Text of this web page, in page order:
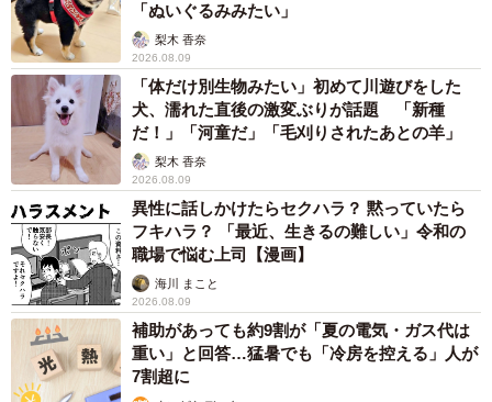
「ぬいぐるみみたい」
梨木 香奈
2026.08.09
「体だけ別生物みたい」初めて川遊びをした
犬、濡れた直後の激変ぶりが話題 「新種
だ！」「河童だ」「毛刈りされたあとの羊」
梨木 香奈
2026.08.09
異性に話しかけたらセクハラ？ 黙っていたら
フキハラ？ 「最近、生きるの難しい」令和の
職場で悩む上司【漫画】
海川 まこと
2026.08.09
補助があっても約9割が「夏の電気・ガス代は
重い」と回答…猛暑でも「冷房を控える」人が
7割超に